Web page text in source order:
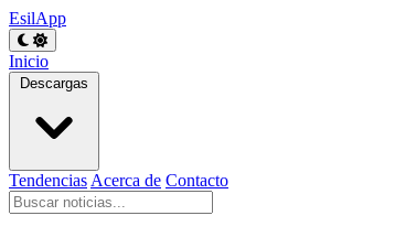
EsilApp
Inicio
Descargas
Tendencias Acerca de Contacto